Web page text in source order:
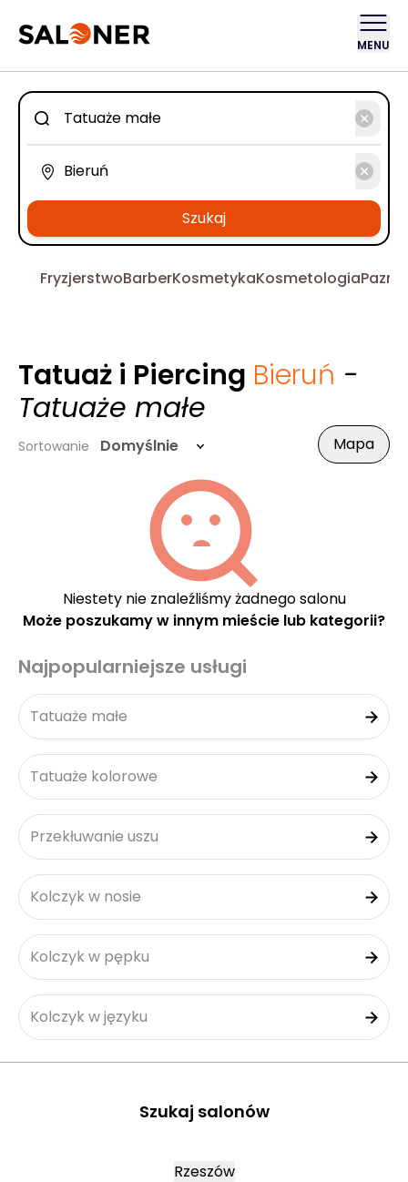
MENU
Szukaj
FryzjerstwoBarberKosmetykaKosmetologia
Tatuaż i Piercing Bieruń -
Tatuaże małe
Sortowanie Domyślnie Mapa
Niestety nie znaleźliśmy żadnego salonu
Może poszukamy w innym mieście lub kategorii?
Najpopularniejsze usługi
Tatuaże małe
Tatuaże kolorowe
Przekłuwanie uszu
Kolczyk w nosie
Kolczyk w pępku
Kolczyk w języku
Szukaj salonów
Rzeszów